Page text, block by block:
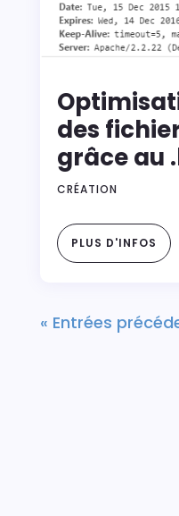
des
grâce au
CRÉATION
PLUS D'INFOS
« Entrées